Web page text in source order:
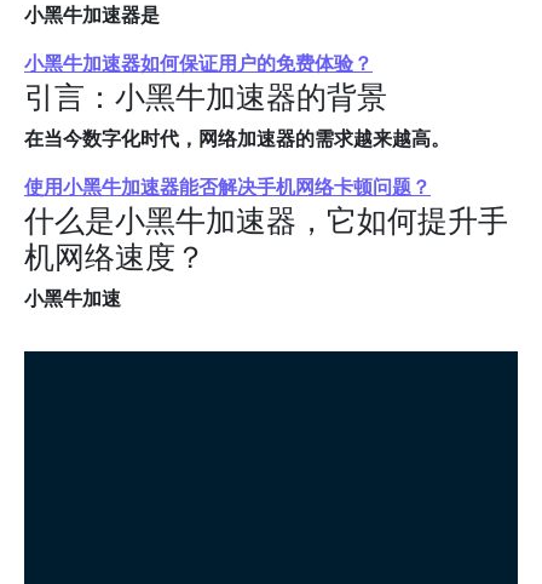
小黑牛加速器是
小黑牛加速器如何保证用户的免费体验？
引言：小黑牛加速器的背景
在当今数字化时代，网络加速器的需求越来越高。
使用小黑牛加速器能否解决手机网络卡顿问题？
什么是小黑牛加速器，它如何提升手
机网络速度？
小黑牛加速